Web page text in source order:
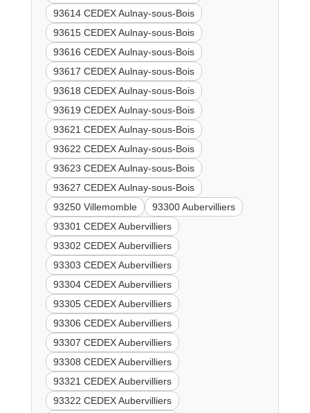
93614 CEDEX Aulnay-sous-Bois
93615 CEDEX Aulnay-sous-Bois
93616 CEDEX Aulnay-sous-Bois
93617 CEDEX Aulnay-sous-Bois
93618 CEDEX Aulnay-sous-Bois
93619 CEDEX Aulnay-sous-Bois
93621 CEDEX Aulnay-sous-Bois
93622 CEDEX Aulnay-sous-Bois
93623 CEDEX Aulnay-sous-Bois
93627 CEDEX Aulnay-sous-Bois
93250 Villemomble
93300 Aubervilliers
93301 CEDEX Aubervilliers
93302 CEDEX Aubervilliers
93303 CEDEX Aubervilliers
93304 CEDEX Aubervilliers
93305 CEDEX Aubervilliers
93306 CEDEX Aubervilliers
93307 CEDEX Aubervilliers
93308 CEDEX Aubervilliers
93321 CEDEX Aubervilliers
93322 CEDEX Aubervilliers